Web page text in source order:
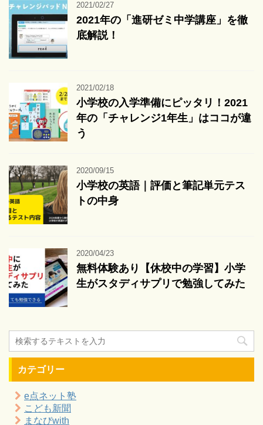
2021/02/27
2021年の「進研ゼミ中学講座」を徹
底解説！
2021/02/18
小学校の入学準備にピッタリ！2021
年の「チャレンジ1年生」はココが違
う
2020/09/15
小学校の英語｜評価と筆記単元テス
トの中身
2020/04/23
無料体験あり【休校中の学習】小学
生がスタディサプリで勉強してみた
カテゴリー
e点ネット塾
こども新聞
まなびwith